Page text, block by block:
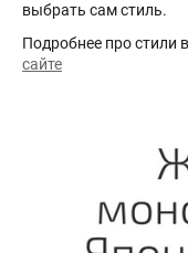
выбрать сам стиль.
Подробнее про стили
сайте